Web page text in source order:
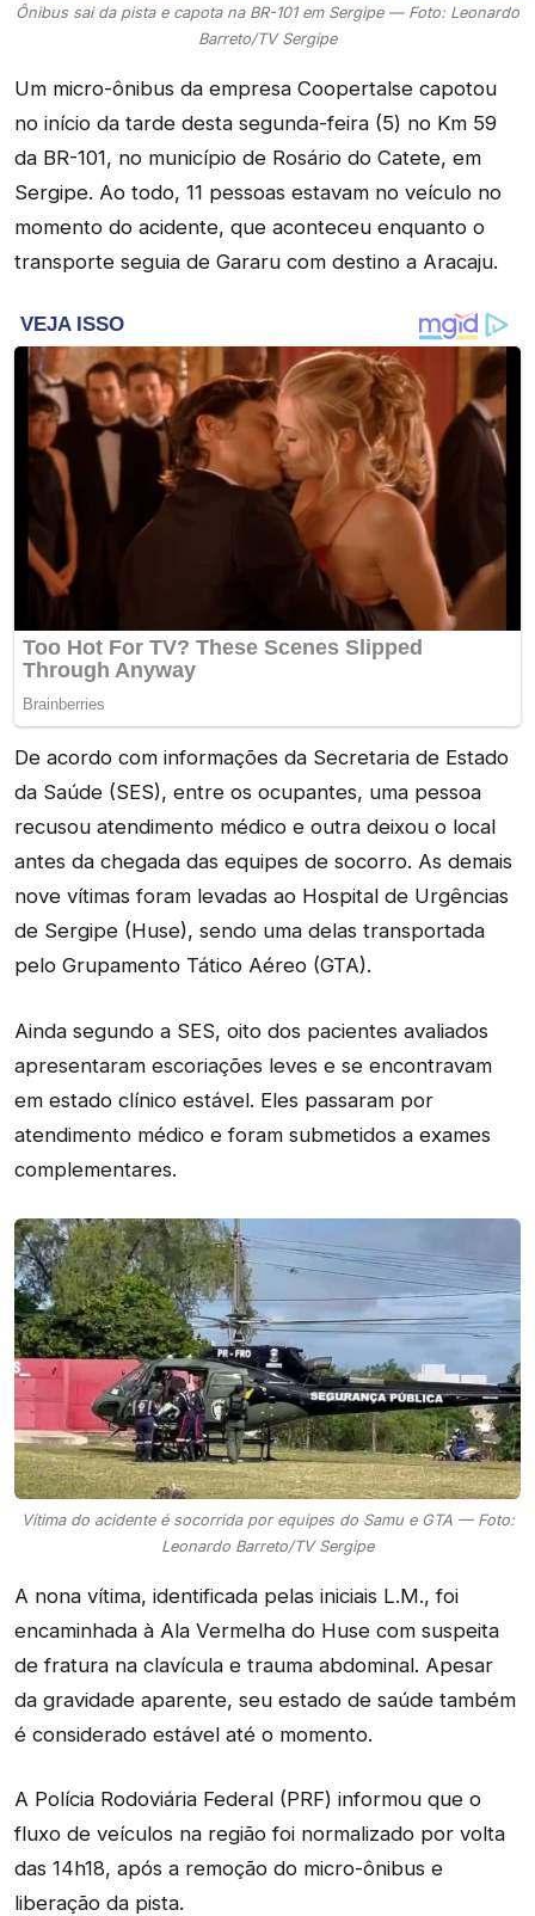
Ônibus sai da pista e capota na BR-101 em Sergipe — Foto: Leonardo
Barreto/TV Sergipe
Um micro-ônibus da empresa Coopertalse capotou
no início da tarde desta segunda-feira (5) no Km 59
da BR-101, no município de Rosário do Catete, em
Sergipe. Ao todo, 11 pessoas estavam no veículo no
momento do acidente, que aconteceu enquanto o
transporte seguia de Gararu com destino a Aracaju.
De acordo com informações da Secretaria de Estado
da Saúde (SES), entre os ocupantes, uma pessoa
recusou atendimento médico e outra deixou o local
antes da chegada das equipes de socorro. As demais
nove vítimas foram levadas ao Hospital de Urgências
de Sergipe (Huse), sendo uma delas transportada
pelo Grupamento Tático Aéreo (GTA).
Ainda segundo a SES, oito dos pacientes avaliados
apresentaram escoriações leves e se encontravam
em estado clínico estável. Eles passaram por
atendimento médico e foram submetidos a exames
complementares.
Vítima do acidente é socorrida por equipes do Samu e GTA — Foto:
Leonardo Barreto/TV Sergipe
A nona vítima, identificada pelas iniciais L.M., foi
encaminhada à Ala Vermelha do Huse com suspeita
de fratura na clavícula e trauma abdominal. Apesar
da gravidade aparente, seu estado de saúde também
é considerado estável até o momento.
A Polícia Rodoviária Federal (PRF) informou que o
fluxo de veículos na região foi normalizado por volta
das 14h18, após a remoção do micro-ônibus e
liberação da pista.